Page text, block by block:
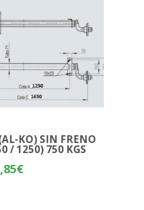
KO) SIN FRENO
/ 1250) 750 KGS
€